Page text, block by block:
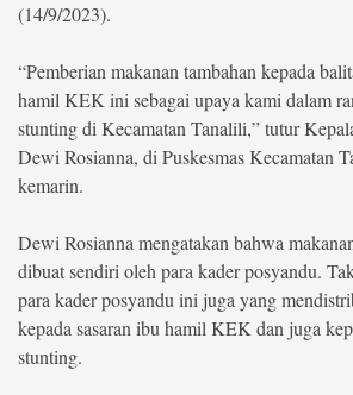
(14/9/2023).
“Pemberian makanan tambahan kepada
hamil KEK ini sebagai upaya kami dalam
stunting di Kecamatan Tanalili,” tutur
Dewi Rosianna, di Puskesmas Kecamatan
kemarin.
Dewi Rosianna mengatakan bahwa
dibuat sendiri oleh para kader posyandu.
para kader posyandu ini juga yang
kepada sasaran ibu hamil KEK dan juga
stunting.